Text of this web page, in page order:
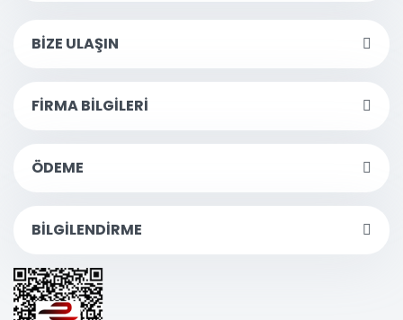
BİZE ULAŞIN
FİRMA BİLGİLERİ
ÖDEME
BİLGİLENDİRME